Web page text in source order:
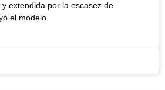
extendida por la escasez de
el modelo